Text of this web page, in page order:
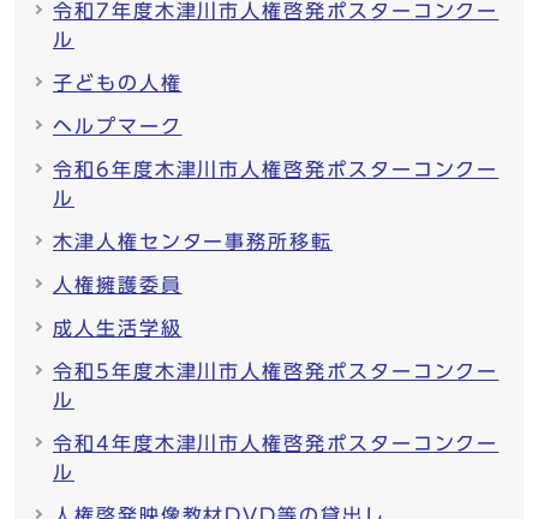
令和7年度木津川市人権啓発ポスターコンクー
ル
子どもの人権
ヘルプマーク
令和6年度木津川市人権啓発ポスターコンクー
ル
木津人権センター事務所移転
人権擁護委員
成人生活学級
令和5年度木津川市人権啓発ポスターコンクー
ル
令和4年度木津川市人権啓発ポスターコンクー
ル